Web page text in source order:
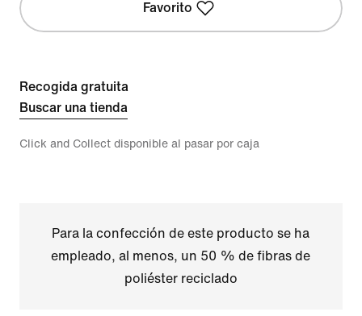
Favorito
Recogida gratuita
Buscar una tienda
Click and Collect disponible al pasar por caja
Para la confección de este producto se ha
empleado, al menos, un 50 % de fibras de
poliéster reciclado